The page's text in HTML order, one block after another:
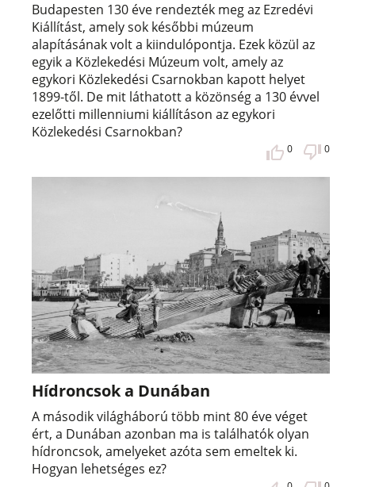
Budapesten 130 éve rendezték meg az Ezredévi
Kiállítást, amely sok későbbi múzeum
alapításának volt a kiindulópontja. Ezek közül az
egyik a Közlekedési Múzeum volt, amely az
egykori Közlekedési Csarnokban kapott helyet
1899-től. De mit láthatott a közönség a 130 évvel
ezelőtti millenniumi kiállításon az egykori
Közlekedési Csarnokban?
0 0
Hídroncsok a Dunában
A második világháború több mint 80 éve véget
ért, a Dunában azonban ma is találhatók olyan
hídroncsok, amelyeket azóta sem emeltek ki.
Hogyan lehetséges ez?